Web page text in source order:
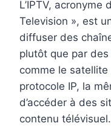
L’IPTV, acronyme
Television », est
diffuser des
plutôt que par
comme le satellite
protocole IP, la
d’accéder à des
contenu